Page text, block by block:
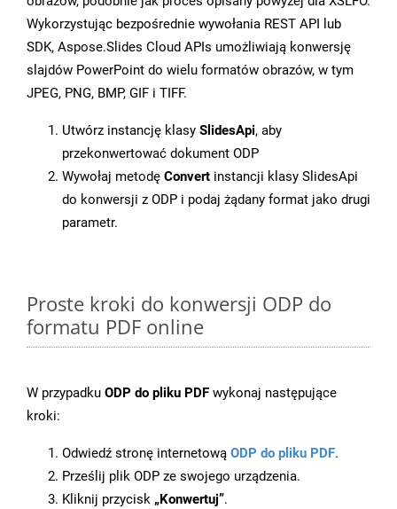
Wykorzystując bezpośrednie wywołania REST API lub
SDK, Aspose.Slides Cloud APIs umożliwiają konwersję
slajdów PowerPoint do wielu formatów obrazów, w tym
JPEG, PNG, BMP, GIF i TIFF.
Utwórz instancję klasy SlidesApi, aby
przekonwertować dokument ODP
Wywołaj metodę Convert instancji klasy SlidesApi
do konwersji z ODP i podaj żądany format jako drugi
parametr.
Proste kroki do konwersji ODP do
formatu PDF online
W przypadku ODP do pliku PDF wykonaj następujące
kroki:
Odwiedź stronę internetową ODP do pliku PDF.
Prześlij plik ODP ze swojego urządzenia.
Kliknij przycisk „Konwertuj”.